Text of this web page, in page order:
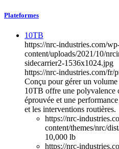
Plateformes
10TB
https://nrc-industries.com/
content/uploads/2021/10/
sidecarrier2-1536x1024.jpg
https://nrc-industries.com/fr/
Conçu pour gérer un
10TB offre une polyvalence
éprouvée et une
et les interventions routières.
https://nrc-
content/themes/nrc/
10,000 lb
https://nrc-